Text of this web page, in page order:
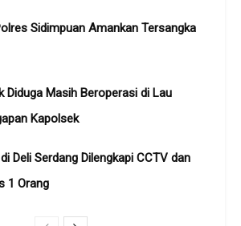
Sidimpuan Amankan Tersangka
Diduga Masih Beroperasi di Lau
Kapolsek
Deli Serdang Dilengkapi CCTV dan
1 Orang